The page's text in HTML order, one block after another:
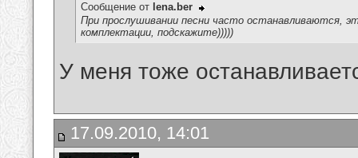
Сообщение от lena.ber
При прослушивании песни часто останавливаются,
комплектации, подскажите)))))
У меня тоже
17.09.2010, 14:01